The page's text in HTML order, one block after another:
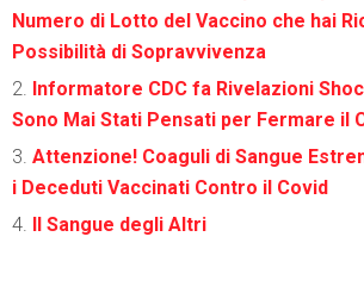
Numero di Lotto del Vaccino che hai
Possibilità di Sopravvivenza
Informatore CDC fa Rivelazioni
Sono Mai Stati Pensati per Fermare il
Attenzione! Coaguli di Sangue
i Deceduti Vaccinati Contro il Covid
Il Sangue degli Altri